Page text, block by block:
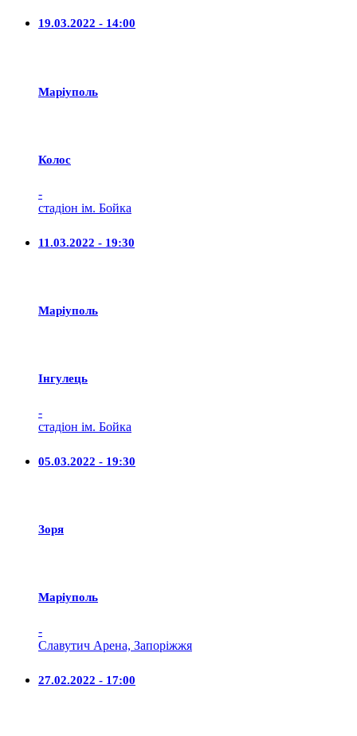
19.03.2022 - 14:00
Маріуполь
Колос
-
стадіон ім. Бойка
11.03.2022 - 19:30
Маріуполь
Iнгулець
-
стадіон ім. Бойка
05.03.2022 - 19:30
Зоря
Маріуполь
-
Славутич Арена, Запоріжжя
27.02.2022 - 17:00